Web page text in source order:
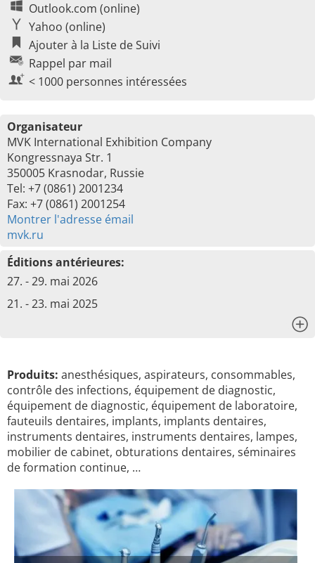
Outlook.com (online)
Yahoo (online)
Ajouter à la Liste de Suivi
Rappel par mail
< 1000 personnes intéressées
Organisateur
MVK International Exhibition Company
Kongressnaya Str. 1
350005 Krasnodar, Russie
Tel: +7 (0861) 2001234
Fax: +7 (0861) 2001254
Montrer l'adresse émail
mvk.ru
Éditions antérieures:
27. - 29. mai 2026
21. - 23. mai 2025
Produits: anesthésiques, aspirateurs, consommables,
contrôle des infections, équipement de diagnostic,
équipement de diagnostic, équipement de laboratoire,
fauteuils dentaires, implants, implants dentaires,
instruments dentaires, instruments dentaires, lampes,
mobilier de cabinet, obturations dentaires, séminaires
de formation continue, …